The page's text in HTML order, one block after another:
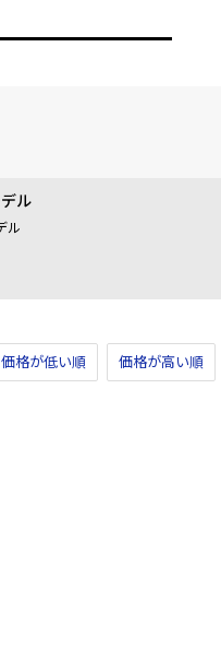
ル
ル
価格が低い順 価格が高い順